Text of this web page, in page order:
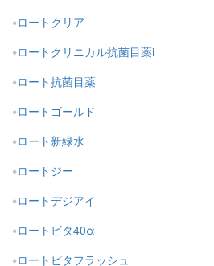
ロートクリア
ロートクリニカル抗菌目薬i
ロート抗菌目薬
ロートゴールド
ロート新緑水
ロートジー
ロートデジアイ
ロートビタ40α
ロートビタフラッシュ